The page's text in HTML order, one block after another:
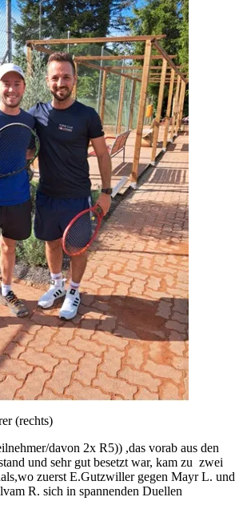
(rechts)
davon 2x R5)) ,das vorab aus den
und sehr gut besetzt war, kam zu zwei
zuerst E.Gutzwiller gegen Mayr L. und
R. sich in spannenden Duellen